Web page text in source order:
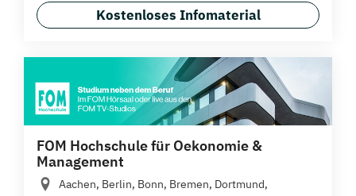
Kostenloses Infomaterial
FOM Hochschule für Oekonomie &
Management
Aachen, Berlin, Bonn, Bremen, Dortmund,